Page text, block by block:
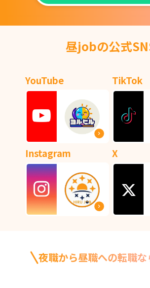
昼jobの公式
YouTube TikTok
Instagram X
夜職から昼職への転職